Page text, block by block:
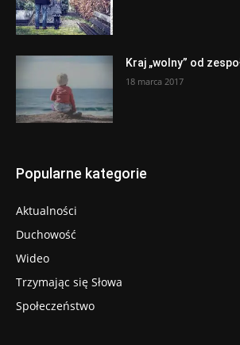
Kraj „wolny” od
18 marca 2017
Popularne kategorie
Aktualności
Duchowość
Wideo
Trzymając się Słowa
Społeczeństwo